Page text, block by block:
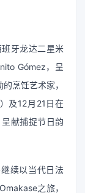
牙龙达二星米
Gómez，呈
烹饪艺术家，
及12月21日在
献捕捉节日韵
续以当代日法
之旅，